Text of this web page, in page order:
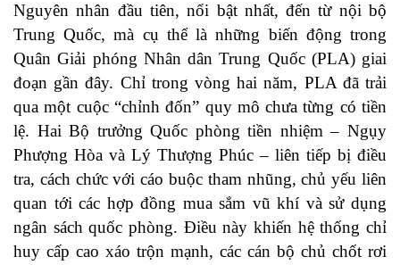
Nguyên nhân đầu tiên, nổi bật nhất, đến từ nội bộ
Trung Quốc, mà cụ thể là những biến động trong
Quân Giải phóng Nhân dân Trung Quốc (PLA) giai
đoạn gần đây. Chỉ trong vòng hai năm, PLA đã trải
qua một cuộc “chỉnh đốn” quy mô chưa từng có tiền
lệ. Hai Bộ trưởng Quốc phòng tiền nhiệm – Ngụy
Phượng Hòa và Lý Thượng Phúc – liên tiếp bị điều
tra, cách chức với cáo buộc tham nhũng, chủ yếu liên
quan tới các hợp đồng mua sắm vũ khí và sử dụng
ngân sách quốc phòng. Điều này khiến hệ thống chỉ
huy cấp cao xáo trộn mạnh, các cán bộ chủ chốt rơi